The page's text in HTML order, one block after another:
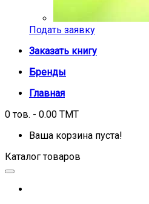
Подать заявку
Заказать книгу
Бренды
Главная
0 тов. - 0.00 TMT
Ваша корзина пуста!
Каталог товаров